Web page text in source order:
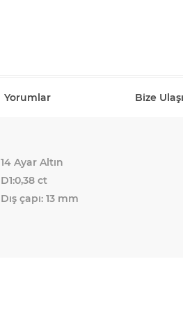
Yorumlar Bize
14 Ayar Altın
D1:0,38 ct
Dış çapı: 13 mm